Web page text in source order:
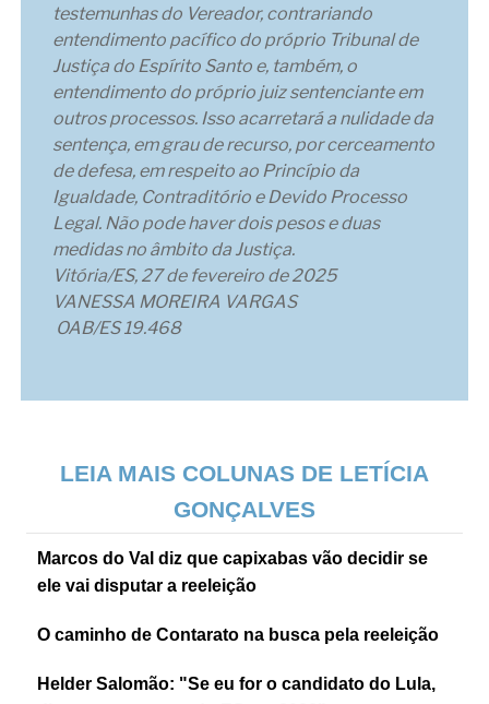
testemunhas do Vereador, contrariando
entendimento pacífico do próprio Tribunal de
Justiça do Espírito Santo e, também, o
entendimento do próprio juiz sentenciante em
outros processos. Isso acarretará a nulidade da
sentença, em grau de recurso, por cerceamento
de defesa, em respeito ao Princípio da
Igualdade, Contraditório e Devido Processo
Legal. Não pode haver dois pesos e duas
medidas no âmbito da Justiça.
Vitória/ES, 27 de fevereiro de 2025
VANESSA MOREIRA VARGAS
OAB/ES 19.468
LEIA MAIS COLUNAS DE LETÍCIA
GONÇALVES
Marcos do Val diz que capixabas vão decidir se
ele vai disputar a reeleição
O caminho de Contarato na busca pela reeleição
Helder Salomão: "Se eu for o candidato do Lula,